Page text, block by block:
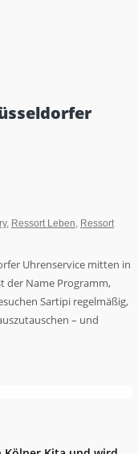
, Ressort Leben Ressort
Uhrenservice mitten in
der Name Programm,
Sartipi regelmäßig,
– und